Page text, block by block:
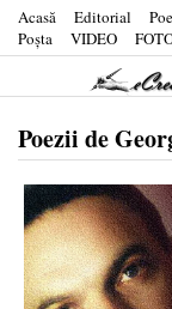
Acasă Editorial
Poşta
VIDEO
Poezii de